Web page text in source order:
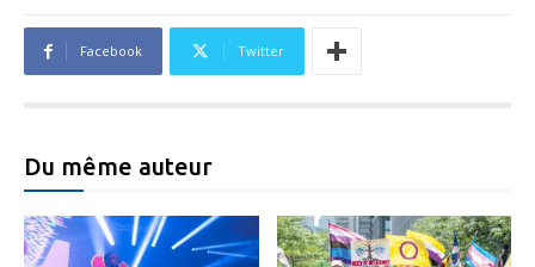
Facebook Twitter
Du même auteur